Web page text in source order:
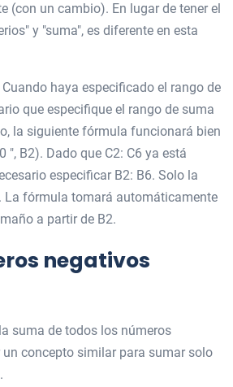
(con un cambio). En lugar de tener el
y "suma", es diferente en esta
Cuando haya especificado el rango de
que especifique el rango de suma
la siguiente fórmula funcionará bien
″, B2). Dado que C2: C6 ya está
especificar B2: B6. Solo la
La fórmula tomará automáticamente
a partir de B2.
negativos
suma de todos los números
concepto similar para sumar solo